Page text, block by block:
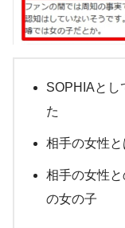
SOPHIAとし
た
相手の女性
相手の女性
の女の子